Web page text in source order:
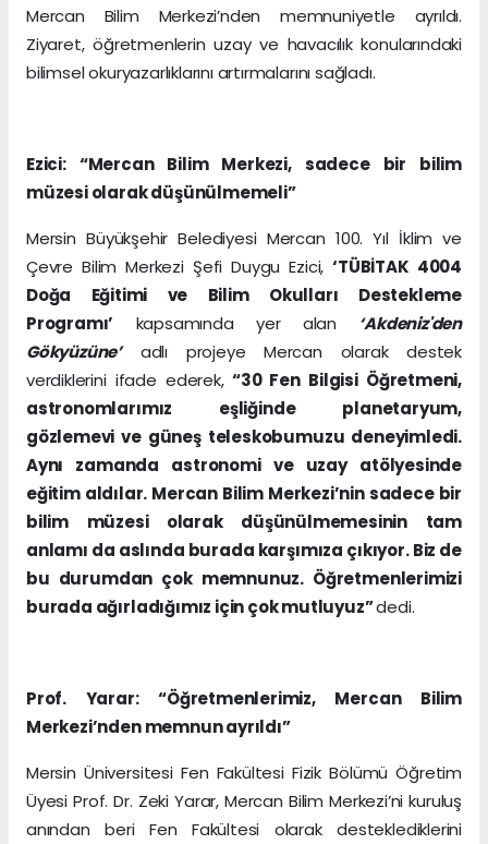
Mercan Bilim Merkezi’nden memnuniyetle ayrıldı.
Ziyaret, öğretmenlerin uzay ve havacılık konularındaki
bilimsel okuryazarlıklarını artırmalarını sağladı.
Ezici: “Mercan Bilim Merkezi, sadece bir bilim
müzesi olarak düşünülmemeli”
Mersin Büyükşehir Belediyesi Mercan 100. Yıl İklim ve
Çevre Bilim Merkezi Şefi Duygu Ezici,‘TÜBİTAK 4004
Doğa Eğitimi ve Bilim Okulları Destekleme
Programı’ kapsamında yer alan ‘Akdeniz'den
Gökyüzüne’adlı projeye Mercan olarak destek
verdiklerini ifade ederek,“30 Fen Bilgisi Öğretmeni,
astronomlarımız eşliğinde planetaryum,
gözlemevi ve güneş teleskobumuzu deneyimledi.
Aynı zamanda astronomi ve uzay atölyesinde
eğitim aldılar. Mercan Bilim Merkezi’nin sadece bir
bilim müzesi olarak düşünülmemesinin tam
anlamı da aslında burada karşımıza çıkıyor. Biz de
bu durumdan çok memnunuz. Öğretmenlerimizi
burada ağırladığımız için çok mutluyuz”dedi.
Prof. Yarar: “Öğretmenlerimiz, Mercan Bilim
Merkezi’nden memnun ayrıldı”
Mersin Üniversitesi Fen Fakültesi Fizik Bölümü Öğretim
Üyesi Prof. Dr. Zeki Yarar, Mercan Bilim Merkezi’ni kuruluş
anından beri Fen Fakültesi olarak desteklediklerini